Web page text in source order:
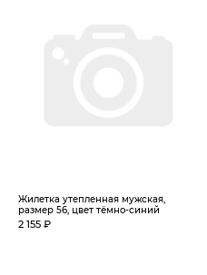
Жилетка утепленная мужская,
размер 56, цвет тёмно-синий
2 155 ₽